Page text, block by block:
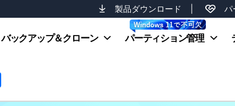
製品ダウンロード パ
バックアップ＆クローン パーティション管理